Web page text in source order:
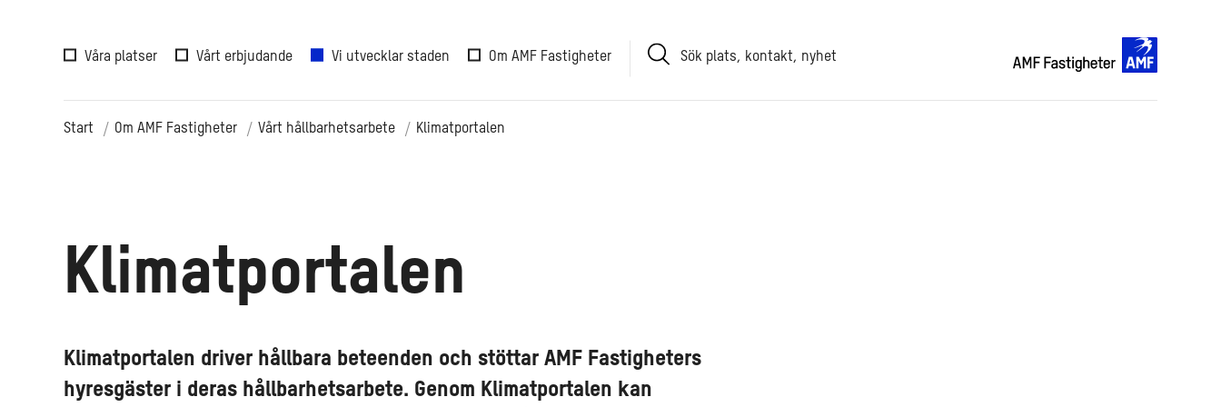
Våra platser Vårt erbjudande Vi utvecklar staden Om AMF Fastigheter
Sök
plats,
kontakt,
Start Om AMF Fastigheter Vårt hållbarhetsarbete Klimatportalen
Klimatportalen
Klimatportalen driver hållbara beteenden och stöttar AMF Fastigheters
hyresgäster i deras hållbarhetsarbete. Genom Klimatportalen kan